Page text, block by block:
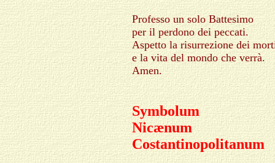
Professo un solo Battesimo
per il perdono dei peccati.
Aspetto la risurrezione dei
e la vita del mondo che verrà.
Amen.
Symbolum
Nicænum
Costantinopolitanum